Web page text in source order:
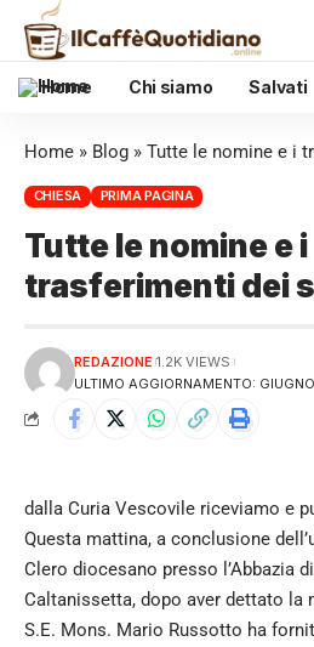
Home Chi siamo Salvati
Home » Blog » Tutte le nomine e i
CHIESA PRIMA PAGINA
Tutte le nomine e i
trasferimenti dei
ULTIMO AGGIORNAMENTO:
REDAZIONE 1.2K VIEWS
dalla Curia Vescovile riceviamo e
Questa mattina, a conclusione
Clero diocesano presso l’Abbazia
Caltanissetta, dopo aver dettato la
S.E. Mons. Mario Russotto ha